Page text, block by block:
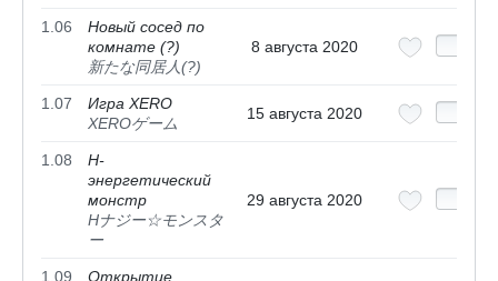
1.06
Новый сосед по
комнате (?)
新たな同居人(?)
8 августа 2020
1.07
Игра XERO
XEROゲーム
15 августа 2020
1.08
H-
энергетический
монстр
Hナジー☆モンスタ
ー
29 августа 2020
1.09
Открытие